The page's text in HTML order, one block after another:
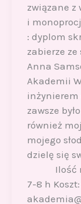
związane z
i
: dyplom
zabierze
Anna
Akademii
inżynierem
zawsze
również
mojego
dzielę się
Ilość
7-8 h